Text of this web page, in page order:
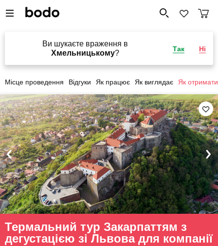
Ви шукаєте враження в
Хмельницькому?
Так Ні
Місце проведення Відгуки Як працює Як виглядає Як отримати
Термальний тур Закарпаттям з
дегустацією зі Львова для компанії